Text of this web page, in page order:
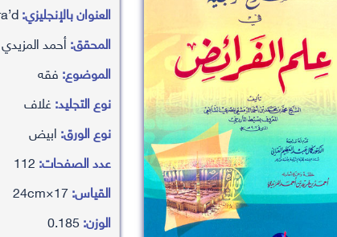
العنوان بالإنجليزي:shrha alrhabyah fy ’alm alfra’d
المحقق:أحمد
الموضوع:فقه
نوع التجليد:غلاف
نوع الورق:ابيض
عدد الصفحات:
القياس:17×24cm
الوزن: